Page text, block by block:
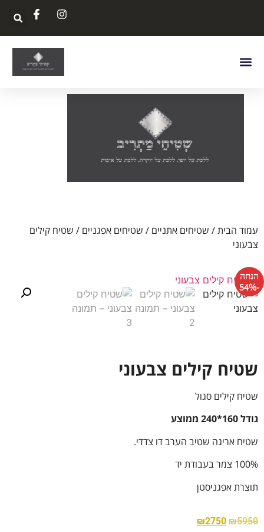
עמוד הבית/ שטיחים אתניים / שטיחים אפגניים / שטיח קילים
צבעוני
הנחה
-54%
שטיח קילים צבעוני
שטיח קילים סגול
גודל 160*240 ממוצע
שטיח אריגה שטיב הערב דו צדדי.
100% צמר בעבודת יד
תוצרת אפגניסטן
₪5950
₪2750